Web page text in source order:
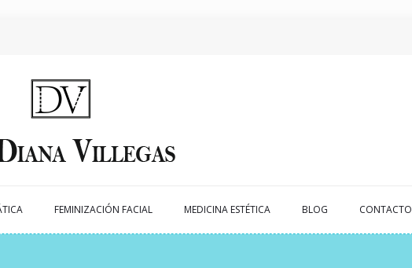
FEMINIZACIÓN FACIAL MEDICINA ESTÉTICA BLOG CONTACTO